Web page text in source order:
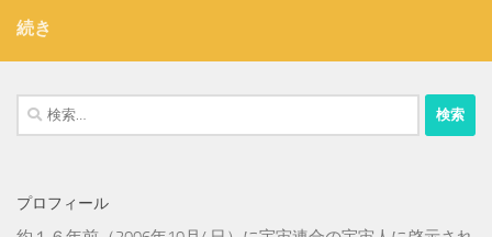
続き
検
索:
プロフィール